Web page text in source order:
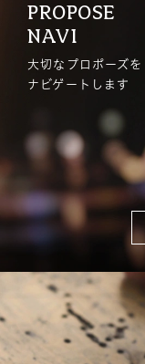
PROPOSE
NAVI
大切なプロポーズを
ナビゲートします